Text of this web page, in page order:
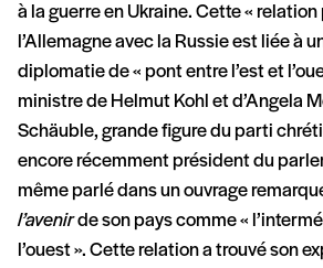
à la guerre en Ukraine. Cette «
l’Allemagne avec la Russie est liée à
diplomatie de « pont entre l’est et
ministre de Helmut Kohl et d’Angela
Schäuble, grande figure du parti
encore récemment président du
même parlé dans un ouvrage
l’avenirde son pays comme «
l’ouest ». Cette relation a trouvé son